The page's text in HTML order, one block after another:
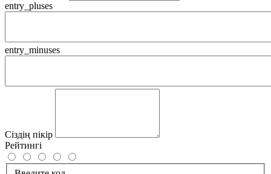
entry_pluses
entry_minuses
Сіздің пікір
Рейтингі